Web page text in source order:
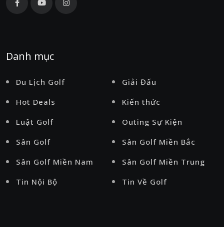
Danh mục
Du Lịch Golf
Giải Đấu
Hot Deals
Kiến thức
Luật Golf
Outing Sự Kiện
Sân Golf
Sân Golf Miền Bắc
Sân Golf Miền Nam
Sân Golf Miền Trung
Tin Nội Bộ
Tin Về Golf